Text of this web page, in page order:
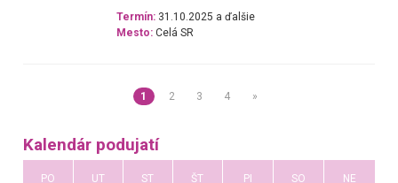
Termín: 31.10.2025 a ďalšie
Mesto: Celá SR
1 2 3 4 »
Kalendár podujatí
PO UT ST ŠT PI SO NE